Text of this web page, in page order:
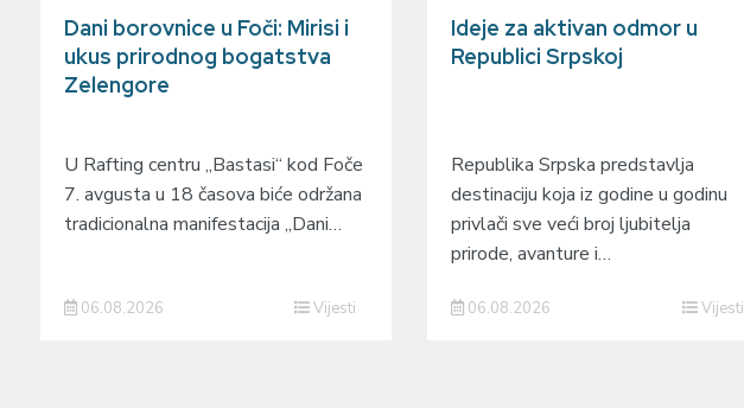
Dani borovnice u Foči: Mirisi i
ukus prirodnog bogatstva
Zelengore
U Rafting centru „Bastasi“ kod Foče
7. avgusta u 18 časova biće održana
tradicionalna manifestacija „Dani…
06.08.2026 Vijesti
Ideje za aktivan odmor u
Republici Srpskoj
Republika Srpska predstavlja
destinaciju koja iz godine u godinu
privlači sve veći broj ljubitelja
prirode, avanture i…
06.08.2026 Vijesti